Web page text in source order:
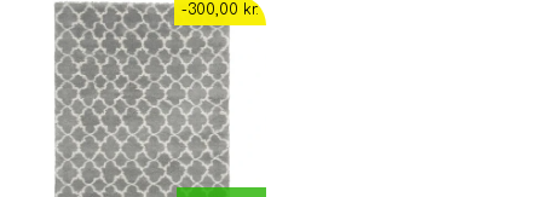
-300,00 kr.